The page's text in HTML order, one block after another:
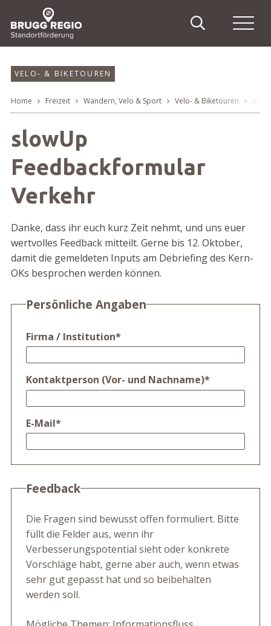
Navigieren in Brugg
Schnellnavigation
Suche Suchbegriff
Breadcrumb
Home Freizeit Wandern, Velo & Sport Velo- & Biketouren
slowUp
Feedbackformular
Verkehr
VELO- & BIKETOUREN
Danke, dass ihr euch kurz Zeit nehmt, und uns euer
wertvolles Feedback mitteilt. Gerne bis 12. Oktober,
damit die gemeldeten Inputs am Debriefing des Kern-
OKs besprochen werden können.
Persönliche Angaben
Firma / Institution*
Kontaktperson (Vor- und Nachname)*
E-Mail*
Feedback
Die Fragen sind bewusst offen formuliert. Bitte
füllt die Felder aus, wenn ihr
Verbesserungspotential sieht oder konkrete
Vorschläge habt, gerne aber auch, wenn etwas
sehr gut gepasst hat und so beibehalten
werden soll.